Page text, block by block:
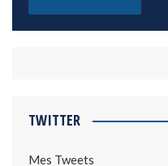
TWITTER
Mes Tweets